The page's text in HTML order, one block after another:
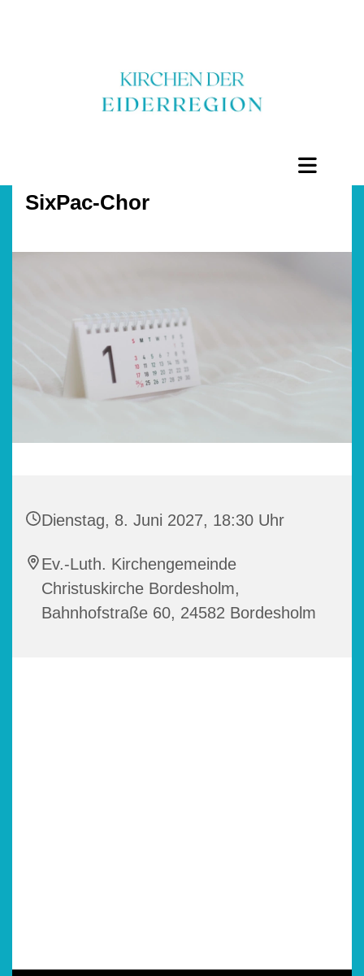
SixPac-Chor
Dienstag, 8. Juni 2027, 18:30 Uhr
Ev.-Luth. Kirchengemeinde
Christuskirche Bordesholm,
Bahnhofstraße 60, 24582 Bordesholm